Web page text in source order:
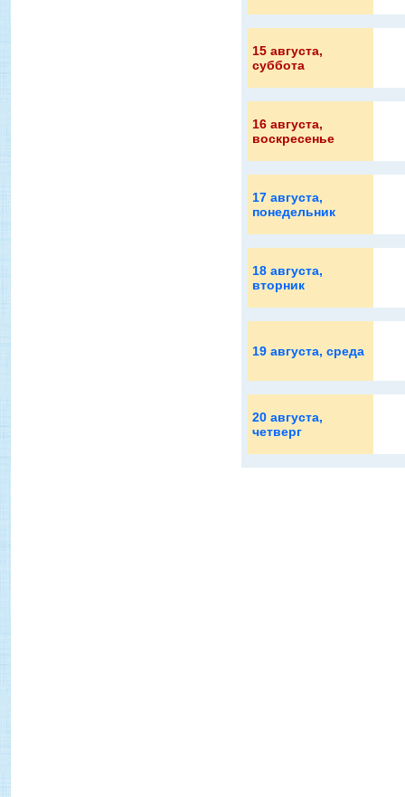
15 августа,
суббота
16 августа,
воскресенье
17 августа,
понедельник
18 августа,
вторник
19 августа, среда
20 августа,
четверг